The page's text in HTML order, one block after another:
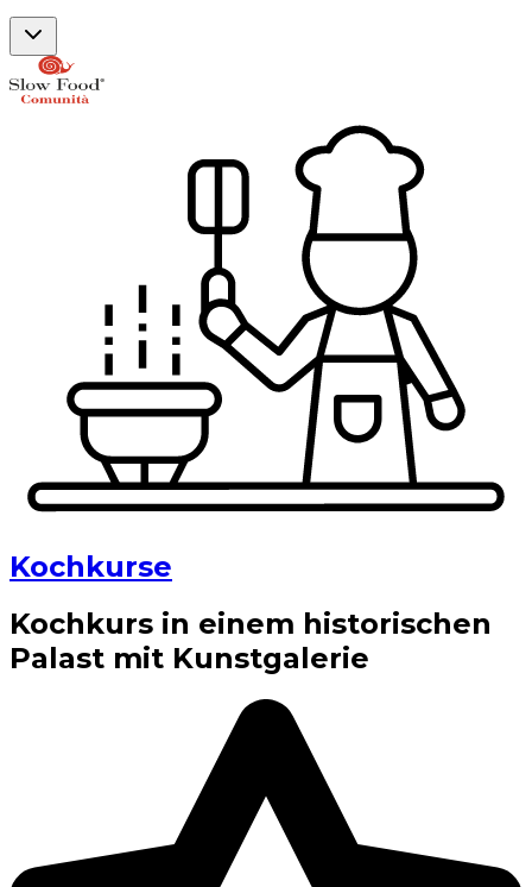
Kochkurse
Kochkurs in einem historischen
Palast mit Kunstgalerie